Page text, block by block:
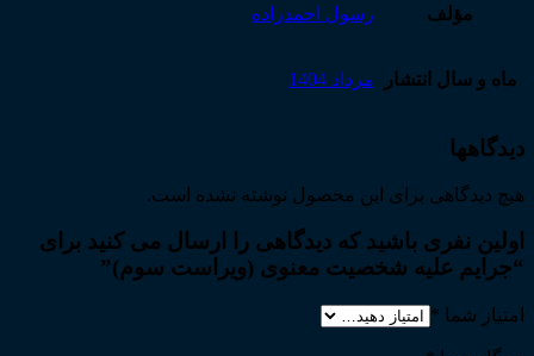
مؤلف رسول احمدزاده
ماه و سال انتشار مرداد 1404
دیدگاهها
هیچ دیدگاهی برای این محصول نوشته نشده است.
اولین نفری باشید که دیدگاهی را ارسال می کنید برای
“جرایم علیه شخصیت معنوی (ویراست سوم)”
امتیاز شما *